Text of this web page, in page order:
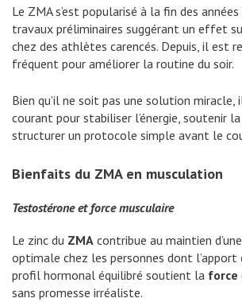
Le ZMA s’est popularisé à la fin des
travaux préliminaires suggérant un effet
chez des athlètes carencés. Depuis, il est
fréquent pour améliorer la routine du soir.
Bien qu’il ne soit pas une solution miracle,
courant pour stabiliser l’énergie, soutenir
structurer un protocole simple avant le
Bienfaits du ZMA en musculation
Testostérone et force musculaire
Le zinc du ZMA contribue au maintien d’une
optimale chez les personnes dont
profil hormonal équilibré soutient la force
sans promesse irréaliste.